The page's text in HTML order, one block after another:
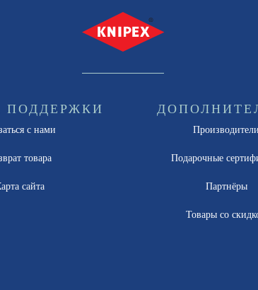
ПОДДЕРЖКИ
с нами
товара
сайта
Производители
Подарочные
Партнёры
Товары со